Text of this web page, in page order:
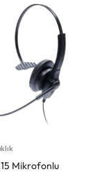
Mikrofonlu